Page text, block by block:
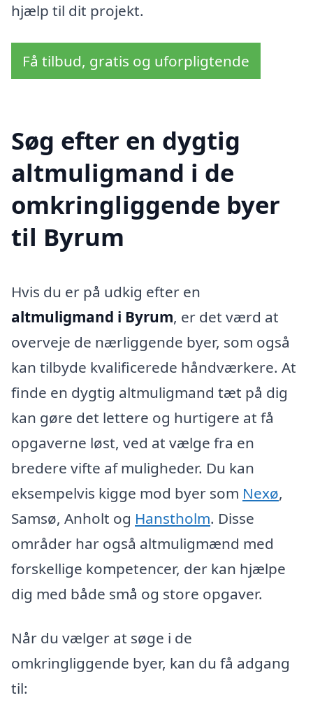
hjælp til dit projekt.
Få tilbud, gratis og uforpligtende
Søg efter en dygtig
altmuligmand i de
omkringliggende byer
til Byrum
Hvis du er på udkig efter en
altmuligmand i Byrum, er det værd at
overveje de nærliggende byer, som også
kan tilbyde kvalificerede håndværkere. At
finde en dygtig altmuligmand tæt på dig
kan gøre det lettere og hurtigere at få
opgaverne løst, ved at vælge fra en
bredere vifte af muligheder. Du kan
eksempelvis kigge mod byer som Nexø,
Samsø, Anholt og Hanstholm. Disse
områder har også altmuligmænd med
forskellige kompetencer, der kan hjælpe
dig med både små og store opgaver.
Når du vælger at søge i de
omkringliggende byer, kan du få adgang
til: